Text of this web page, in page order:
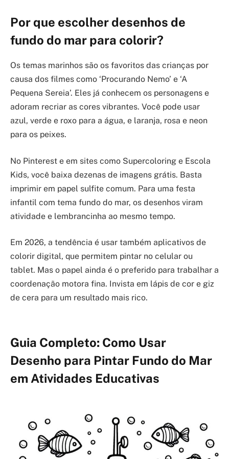
Por que escolher desenhos de
fundo do mar para colorir?
Os temas marinhos são os favoritos das crianças por
causa dos filmes como ‘Procurando Nemo’ e ‘A
Pequena Sereia’. Eles já conhecem os personagens e
adoram recriar as cores vibrantes. Você pode usar
azul, verde e roxo para a água, e laranja, rosa e neon
para os peixes.
No Pinterest e em sites como Supercoloring e Escola
Kids, você baixa dezenas de imagens grátis. Basta
imprimir em papel sulfite comum. Para uma festa
infantil com tema fundo do mar, os desenhos viram
atividade e lembrancinha ao mesmo tempo.
Em 2026, a tendência é usar também aplicativos de
colorir digital, que permitem pintar no celular ou
tablet. Mas o papel ainda é o preferido para trabalhar a
coordenação motora fina. Invista em lápis de cor e giz
de cera para um resultado mais rico.
Guia Completo: Como Usar
Desenho para Pintar Fundo do Mar
em Atividades Educativas